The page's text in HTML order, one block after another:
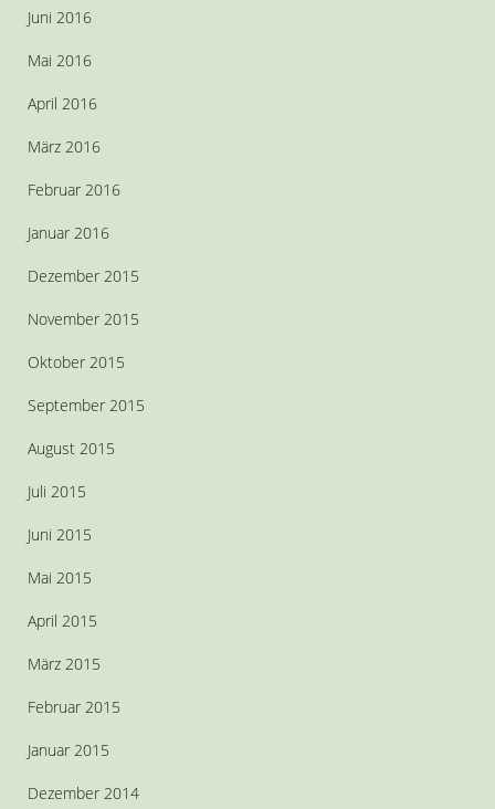
Juni 2016
Mai 2016
April 2016
März 2016
Februar 2016
Januar 2016
Dezember 2015
November 2015
Oktober 2015
September 2015
August 2015
Juli 2015
Juni 2015
Mai 2015
April 2015
März 2015
Februar 2015
Januar 2015
Dezember 2014